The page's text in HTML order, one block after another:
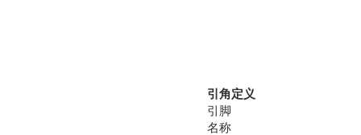
引角定义
引脚
名称